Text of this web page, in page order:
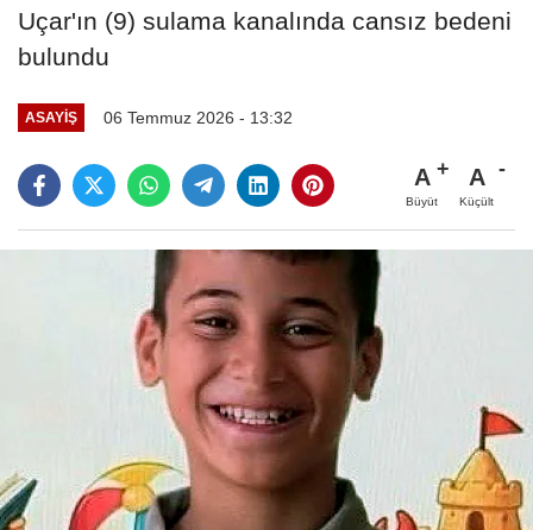
Uçar'ın (9) sulama kanalında cansız bedeni
bulundu
ASAYIŞ 06 Temmuz 2026 - 13:32
A
Büyüt
A
Küçült